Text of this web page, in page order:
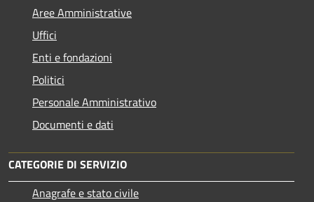
Aree Amministrative
Uffici
Enti e fondazioni
Politici
Personale Amministrativo
Documenti e dati
CATEGORIE DI SERVIZIO
Anagrafe e stato civile